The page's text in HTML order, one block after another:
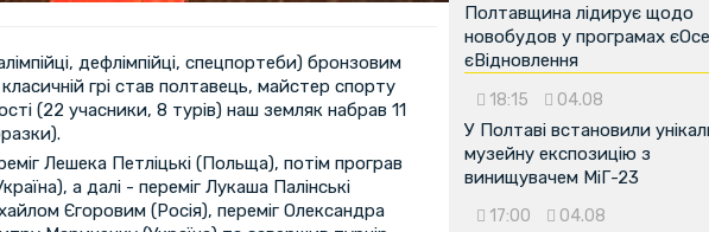
дефлімпійці, спецпортеби) бронзовим
грі став полтавець, майстер спорту
(22 учасники, 8 турів) наш земляк набрав 11
Лешека Петліцькі (Польща), потім програв
а далі - переміг Лукаша Палінські
Єгоровим (Росія), переміг Олександра
Полтавщина лідирує щодо
новобудов у програмах
єВідновлення
18:15 04.08
У Полтаві встановили
музейну експозицію з
винищувачем МіГ-23
17:00 04.08